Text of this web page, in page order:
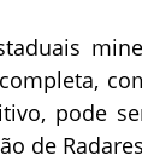
pode
de